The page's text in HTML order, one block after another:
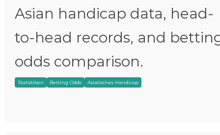
Asian handicap data, head-
to-head records, and
odds comparison.
Statistiken Betting Odds Asiatisches Handicap